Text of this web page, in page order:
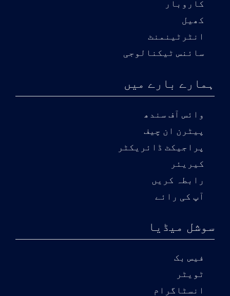
کاروبار
کھیل
انٹرٹینمنٹ
سائنس ٹیکنالوجی
ہمارے بارے میں
وائس آف سندھ
پیٹرن ان چیف
پراجیکٹ ڈائریکٹر
کیریئر
رابطہ کریں
آپ کی رائے
سوشل میڈیا
فیس بک
ٹویٹر
انسٹاگرام